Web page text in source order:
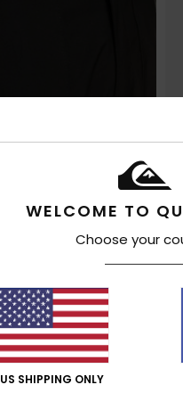
WELCOME TO
Choose your
US SHIPPING ONLY